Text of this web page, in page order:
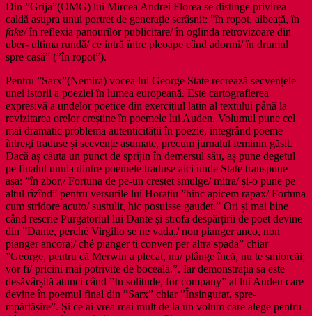
Din ”Grija”(OMG) lui Mircea Andrei Florea se distinge privirea
caldă asupra unui portret de generație scrâșnit: ”în ropot, albeață, în
fake/ în reflexia panourilor publicitare/ în oglinda retrovizoare din
uber- ultima rundă/ ce intră între pleoape când adormi/ în drumul
spre casă” (”în ropot”).
Pentru ”Sarx”(Nemira) vocea lui George State recrează secvențele
unei istorii a poeziei în lumea europeană. Este cartografierea
expresivă a undelor poetice din exercițiul latin al textului până la
revizitarea orelor creștine în poemele lui Auden. Volumul pune cel
mai dramatic problema autenticității în poezie, integrând poeme
întregi traduse și secvențe asumate, precum jurnalul feminin găsit.
Dacă aș căuta un punct de sprijin în demersul său, aș pune degetul
pe finalul unuia dintre poemele traduse aici unde State transpune
așa: ”în zbor,/ Fortuna de pe-un creștet smulge/ mitra/ și-o pune pe
altul rîzînd” pentru versurile lui Horațiu ”hinc apicem rapax/ Fortuna
cum stridore acuto/ sustulit, hic posuisse gaudet.” Ori și mai bine
când rescrie Purgatoriul lui Dante și strofa despărțirii de poet devine
din ”Dante, perché Virgilio se ne vada,/ non pianger anco, non
pianger ancora;/ ché pianger ti conven per altra spada” chiar
”George, pentru că Merwin a plecat, nu/ plânge încă, nu te smiorcăi;
vor fi/ pricini mai potrivite de boceală.”. Iar demonstrația sa este
desăvârșită atunci când ”In solitude, for company” al lui Auden care
devine în poemul final din ”Sarx” chiar ”Însingurat, spre-
mpărtășire”. Și ce ai vrea mai mult de la un volum care alege pentru